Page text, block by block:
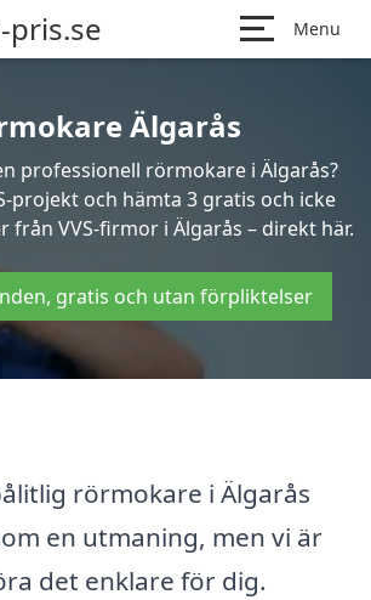
pris.se Menu
Älgarås
professionell rörmokare i Älgarås?
projekt och hämta 3 gratis och icke
från VVS-firmor i Älgarås – direkt här.
gratis och utan förpliktelser
rörmokare i Älgarås
en utmaning, men vi är
det enklare för dig.